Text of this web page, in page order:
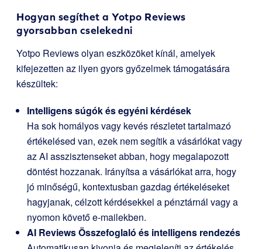
Hogyan segíthet a Yotpo Reviews
gyorsabban cselekedni
Yotpo Reviews olyan eszközöket kínál, amelyek
kifejezetten az ilyen gyors győzelmek támogatására
készültek:
Intelligens súgók és egyéni kérdések
Ha sok homályos vagy kevés részletet tartalmazó
értékelésed van, ezek nem segítik a vásárlókat vagy
az AI asszisztenseket abban, hogy megalapozott
döntést hozzanak. Irányítsa a vásárlókat arra, hogy
jó minőségű, kontextusban gazdag értékeléseket
hagyjanak, célzott kérdésekkel a pénztárnál vagy a
nyomon követő e-mailekben.
AI Reviews Összefoglaló és intelligens rendezés